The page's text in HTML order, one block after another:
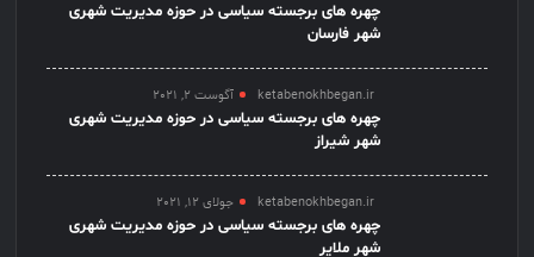
چهره های برجسته سیاسی در حوزه مدیریت شهری
شهر فارسان
ketabenokhbegan.ir آگوست 2, 2021
چهره های برجسته سیاسی در حوزه مدیریت شهری
شهر شیراز
ketabenokhbegan.ir جولای 12, 2021
چهره های برجسته سیاسی در حوزه مدیریت شهری
شهر ملایر